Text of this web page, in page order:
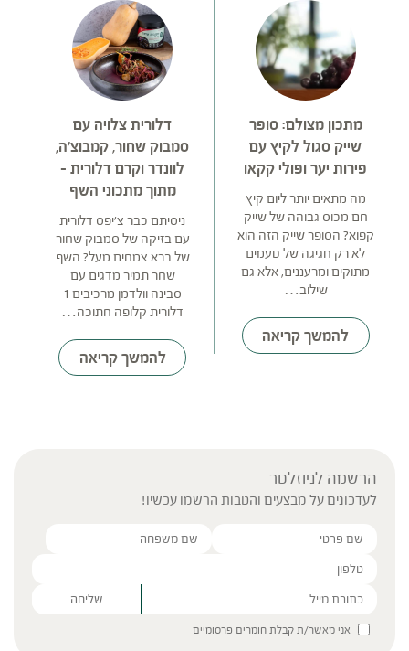
מתכון מצולם: סופר
שייק סגול לקיץ עם
פירות יער ופולי קקאו
מה מתאים יותר ליום קיץ
חם מכוס גבוהה של שייק
קפוא? הסופר שייק הזה הוא
לא רק חגיגה של טעמים
מתוקים ומרעננים, אלא גם
שילוב…
להמשך קריאה
דלורית צלויה עם
סמבוק שחור, קמבוצ'ה,
לוונדר וקרם דלורית –
מתוך מתכוני השף
ניסיתם כבר צ'יפס דלורית
עם בזיקה של סמבוק שחור
של ברא צמחים מעל? השף
שחר תמיר מדגים עם
סבינה וולדמן מרכיבים 1
דלורית קלופה חתוכה…
להמשך קריאה
הרשמה לניוזלטר
לעדכונים על מבצעים והטבות הרשמו עכשיו!
Please leave this field empty.
אני מאשר/ת קבלת חומרים פרסומיים